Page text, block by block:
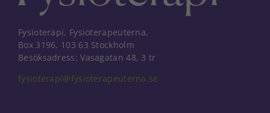
Fysioterapi, Fysioterapeuterna,
Box 3196, 103 63 Stockholm
Besöksadress: Vasagatan 48, 3 tr
fysioterapi@fysioterapeuterna.se